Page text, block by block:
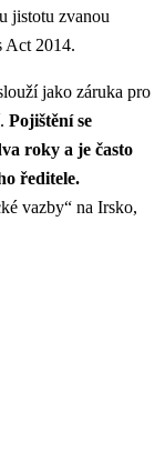
jistotu zvanou
Act 2014.
jako záruka pro
Pojištění se
roky a je často
ředitele.
vazby“ na Irsko,